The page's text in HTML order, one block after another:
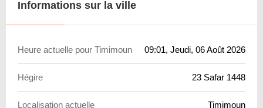
Informations sur la ville
Heure actuelle pour Timimoun 09:01, Jeudi, 06 Août 2026
Hégire 23 Safar 1448
Localisation actuelle Timimoun